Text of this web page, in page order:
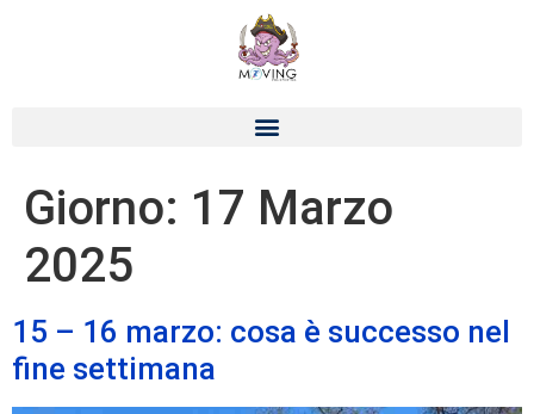
Giorno: 17 Marzo
2025
15 – 16 marzo: cosa è successo nel
fine settimana